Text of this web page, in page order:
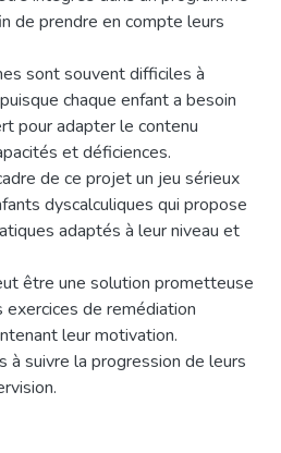
de prendre en compte leurs
sont souvent difficiles à
chaque enfant a besoin
pour adapter le contenu
et déficiences.
de ce projet un jeu sérieux
dyscalculiques qui propose
adaptés à leur niveau et
être une solution prometteuse
de remédiation
leur motivation.
à suivre la progression de leurs